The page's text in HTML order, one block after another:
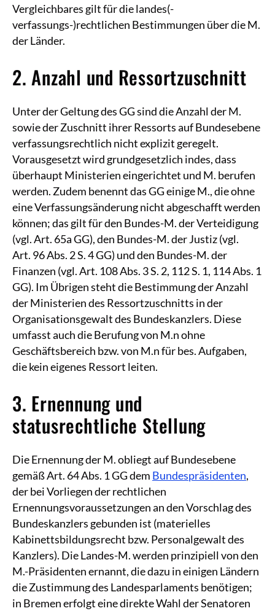
Vergleichbares gilt für die landes(-
verfassungs-)rechtlichen Bestimmungen über die M.
der Länder.
2. Anzahl und Ressortzuschnitt
Unter der Geltung des GG sind die Anzahl der M.
sowie der Zuschnitt ihrer Ressorts auf Bundesebene
verfassungsrechtlich nicht explizit geregelt.
Vorausgesetzt wird grundgesetzlich indes, dass
überhaupt Ministerien eingerichtet und M. berufen
werden. Zudem benennt das GG einige M., die ohne
eine Verfassungsänderung nicht abgeschafft werden
können; das gilt für den Bundes-M. der Verteidigung
(vgl. Art. 65a GG), den Bundes-M. der Justiz (vgl.
Art. 96 Abs. 2 S. 4 GG) und den Bundes-M. der
Finanzen (vgl. Art. 108 Abs. 3 S. 2, 112 S. 1, 114 Abs. 1
GG). Im Übrigen steht die Bestimmung der Anzahl
der Ministerien des Ressortzuschnitts in der
Organisationsgewalt des Bundeskanzlers. Diese
umfasst auch die Berufung von M.n ohne
Geschäftsbereich bzw. von M.n für bes. Aufgaben,
die kein eigenes Ressort leiten.
3. Ernennung und
statusrechtliche Stellung
Die Ernennung der M. obliegt auf Bundesebene
gemäß Art. 64 Abs. 1 GG dem Bundespräsidenten,
der bei Vorliegen der rechtlichen
Ernennungsvoraussetzungen an den Vorschlag des
Bundeskanzlers gebunden ist (materielles
Kabinettsbildungsrecht bzw. Personalgewalt des
Kanzlers). Die Landes-M. werden prinzipiell von den
M.-Präsidenten ernannt, die dazu in einigen Ländern
die Zustimmung des Landesparlaments benötigen;
in Bremen erfolgt eine direkte Wahl der Senatoren